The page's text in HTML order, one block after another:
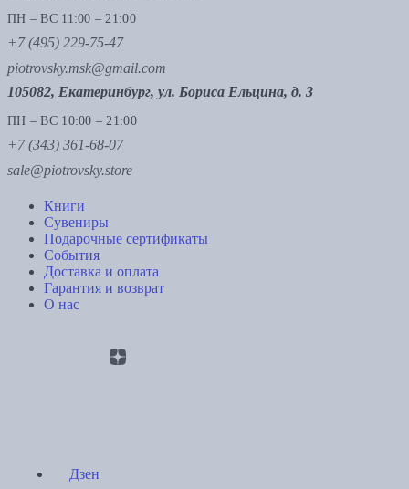
ПН – ВС 11:00 – 21:00
+7 (495) 229-75-47
piotrovsky.msk@gmail.com
105082, Екатеринбург, ул. Бориса Ельцина, д. 3
ПН – ВС 10:00 – 21:00
+7 (343) 361-68-07
sale@piotrovsky.store
Книги
Сувениры
Подарочные сертификаты
События
Доставка и оплата
Гарантия и возврат
О нас
Дзен